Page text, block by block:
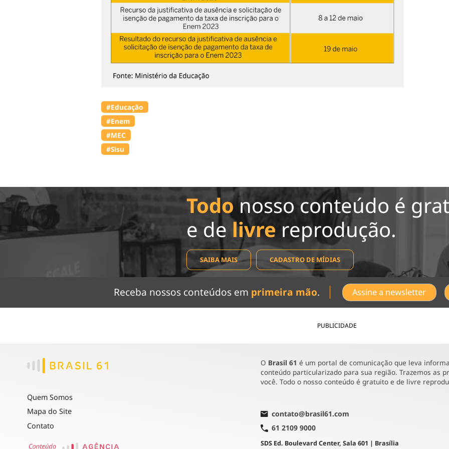
#Educação
#Enem
#MEC
#Sisu
Todonosso conteúdo é
e de livre reprodução.
SAIBA MAIS CADASTRO DE MÍDIAS
Receba nossos conteúdos em primeira mão. Assine a newsletter
PUBLICIDADE
Quem Somos
Mapa do Site
Contato
O Brasil 61 é um portal de comunicação que leva
conteúdo particularizado para sua região. Trazemos as
você. Todo o nosso conteúdo é gratuito e de livre
contato@brasil61.com
61 2109 9000
SDS Ed. Boulevard Center, Sala 601 | Brasília